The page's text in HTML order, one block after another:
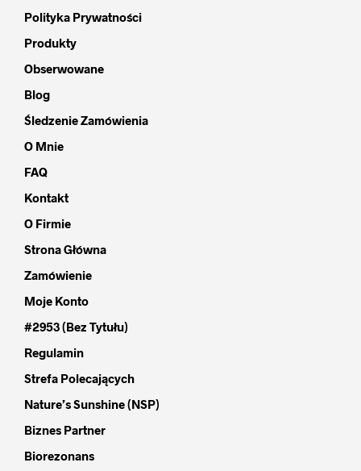
Polityka Prywatności
Produkty
Obserwowane
Blog
Śledzenie Zamówienia
O Mnie
FAQ
Kontakt
O Firmie
Strona Główna
Zamówienie
Moje Konto
#2953 (bez Tytułu)
Regulamin
Strefa Polecających
Nature’s Sunshine (NSP)
Biznes Partner
Biorezonans